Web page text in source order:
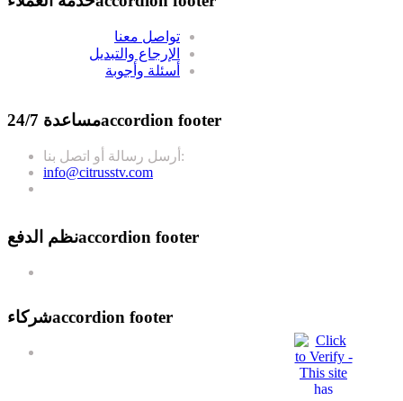
تواصل معنا
الإرجاع والتبديل
أسئلة وأجوبة
مساعدة 24/7accordion footer
أرسل رسالة أو اتصل بنا:
info@citrusstv.com
نظم الدفعaccordion footer
شركاءaccordion footer